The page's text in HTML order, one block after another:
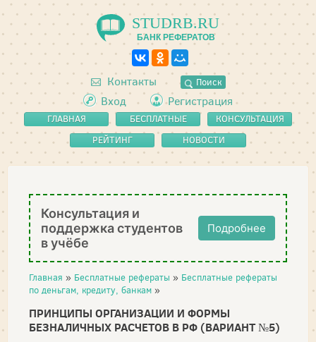
STUDRB.RU
БАНК РЕФЕРАТОВ
Контакты Поиск
Вход Регистрация
ГЛАВНАЯ
БЕСПЛАТНЫЕ
РЕФЕРАТЫ
КОНСУЛЬТАЦИЯ
РЕЙТИНГ
НОВОСТИ
Консультация и
поддержка студентов
в учёбе
Подробнее
Главная » Бесплатные рефераты » Бесплатные рефераты
по деньгам, кредиту, банкам »
ПРИНЦИПЫ ОРГАНИЗАЦИИ И ФОРМЫ
БЕЗНАЛИЧНЫХ РАСЧЕТОВ В РФ (ВАРИАНТ №5)